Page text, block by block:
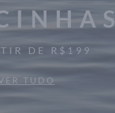
DE R$199
TUDO